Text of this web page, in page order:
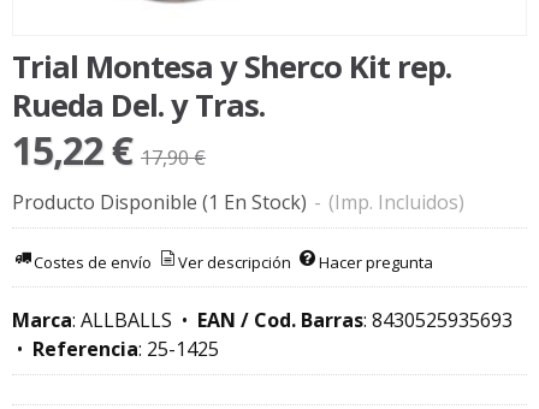
Trial Montesa y Sherco Kit rep.
Rueda Del. y Tras.
15,22 € 17,90 €
Producto Disponible (1 En Stock) - (Imp. Incluidos)
Costes de envío Ver descripción Hacer pregunta
Marca: ALLBALLS • EAN / Cod. Barras: 8430525935693
• Referencia: 25-1425